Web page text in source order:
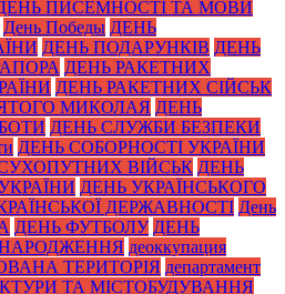
ПИСЕМНОСТІ ТА МОВИ
День Победы ДЕНЬ
ДЕНЬ ПОДАРУНКІВ ДЕНЬ
ДЕНЬ РАКЕТНИХ
ДЕНЬ РАКЕТНИХ СІЙСЬК
МИКОЛАЯ ДЕНЬ
ДЕНЬ СЛУЖБИ БЕЗПЕКИ
ДЕНЬ СОБОРНОСТІ УКРАЇНИ
ВІЙСЬК ДЕНЬ
ДЕНЬ УКРАЇНСЬКОГО
ДЕРЖАВНОСТІ День
ДЕНЬ ФУТБОЛУ ДЕНЬ
деоккупация
ТЕРИТОРІЯ департамент
ТА МІСТОБУДУВАННЯ